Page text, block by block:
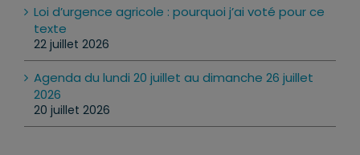
Loi d’urgence agricole : pourquoi j’ai voté pour ce
texte
22 juillet 2026
Agenda du lundi 20 juillet au dimanche 26 juillet
2026
20 juillet 2026